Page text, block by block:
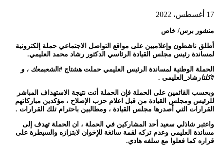
17 أغسطس، 2022
منشور برس/ خاص
أطلق ناشطون وإعلاميين على مواقع التواصل الاجتماعي حملة إلكترونية
لمساندة رئيس مجلس القيادة الرئاسي الدكتور رشاد محمد العليمي.
الحملة الوطنية لمساندة الرئيس العليمي حملت هشتاج #الشعبمعك ، و
#كلنارشاد_العليمي .
وبحسب القائمين على الحملة فإن الحملة أتت نتيجة الاستهداف المباشر
للرئيس ومجلس القيادة من قبل اعلام حزب الإصلاح ، مؤكدين مباركاتهم
القرارات التي أصدرها مجلس القيادة ، ومطالبين باحترام تلك القرارات .
واعتبر شاذلي سعيد أحد المشاركين في الحملة ، ان الحملة تهدف إلى
مساندة العليمي وعدم تركه لقمة سائغة للإخوان لابتزازه والسيطرة على
قراره كما فعلوا مع سلفه هادي.